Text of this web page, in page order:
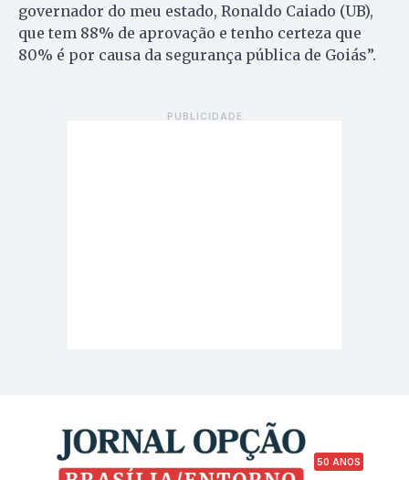
governador do meu estado, Ronaldo Caiado (UB),
que tem 88% de aprovação e tenho certeza que
80% é por causa da segurança pública de Goiás”.
50 ANOS